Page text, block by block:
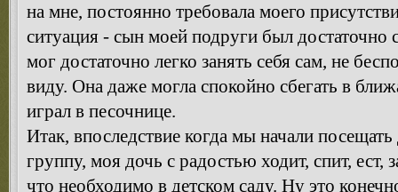
на мне, постоянно требовала моего
ситуация - сын моей подруги был достаточно
мог достаточно легко занять себя сам, не
виду. Она даже могла спокойно сбегать в
играл в песочнице.
Итак, впоследствие когда мы начали
группу, моя дочь с радостью ходит, спит, ест,
что необходимо в детском саду. Ну это